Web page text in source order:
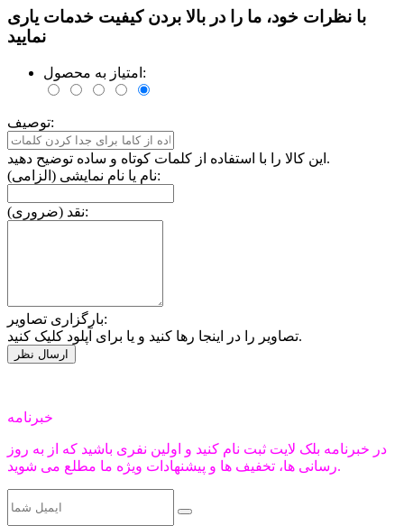
با نظرات خود، ما را در بالا بردن کیفیت خدمات یاری
نمایید
امتیاز به محصول:
توصیف:
این کالا را با استفاده از کلمات کوتاه و ساده توضیح دهید.
نام یا نام نمایشی (الزامی):
نقد (ضروری):
بارگزاری تصاویر:
تصاویر را در اینجا رها کنید و یا برای آپلود کلیک کنید.
خبرنامه
در خبرنامه بلک لایت ثبت نام کنید و اولین نفری باشید که از به روز
رسانی ها، تخفیف ها و پیشنهادات ویژه ما مطلع می شوید.